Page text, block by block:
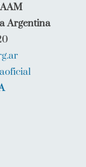
Argentina